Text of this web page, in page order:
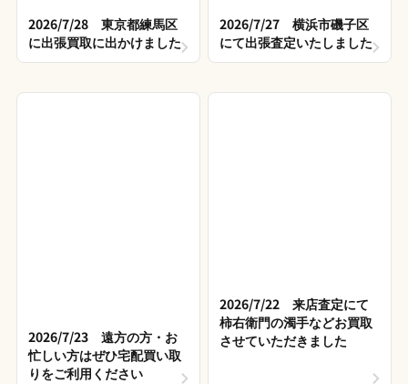
2026/7/28 東京都練馬区
に出張買取に出かけました
2026/7/27 横浜市磯子区
にて出張査定いたしました
2026/7/23 遠方の方・お
忙しい方はぜひ宅配買い取
りをご利用ください
2026/7/22 来店査定にて
柿右衛門の濁手などお買取
させていただきました